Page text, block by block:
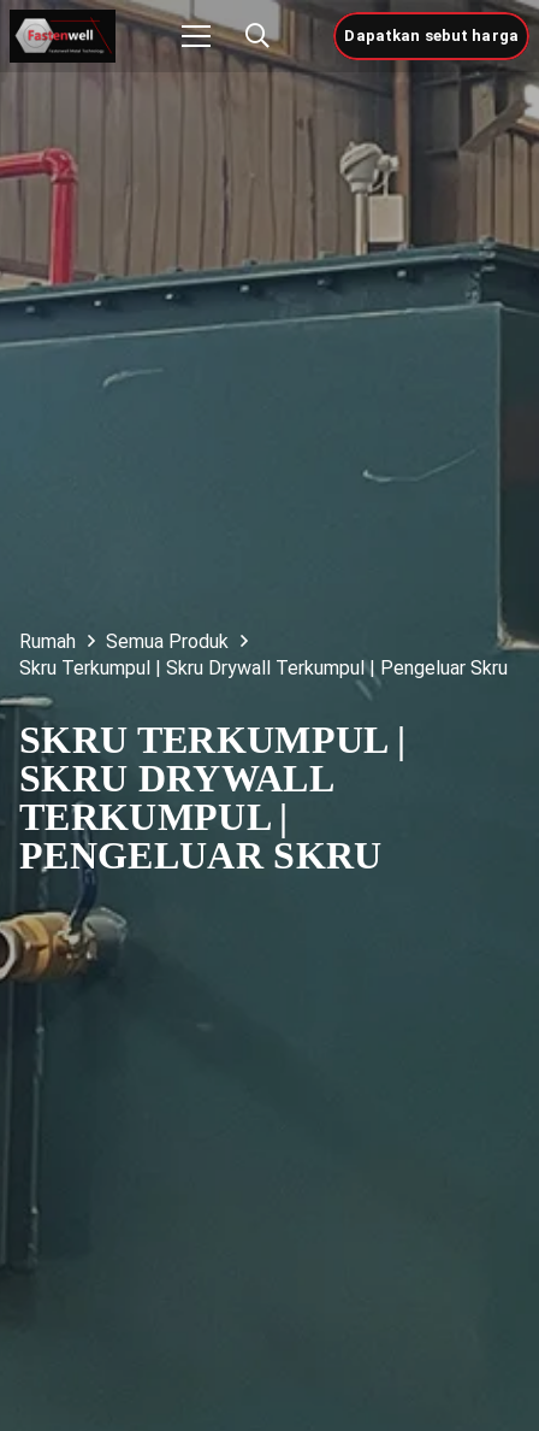
Dapatkan sebut harga
Rumah
Semua Produk
Skru Terkumpul | Skru Drywall Terkumpul | Pengeluar Skru
SKRU TERKUMPUL |
SKRU DRYWALL
TERKUMPUL |
PENGELUAR SKRU